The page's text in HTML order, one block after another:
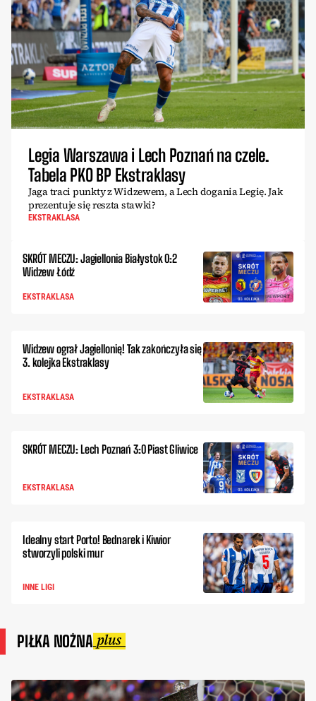
Legia Warszawa i Lech Poznań na czele.
Tabela PKO BP Ekstraklasy
Jaga traci punkty z Widzewem, a Lech dogania Legię. Jak
prezentuje się reszta stawki?
EKSTRAKLASA
SKRÓT MECZU: Jagiellonia Białystok 0:2
Widzew Łódź
EKSTRAKLASA
Widzew ograł Jagiellonię! Tak zakończyła się
3. kolejka Ekstraklasy
EKSTRAKLASA
SKRÓT MECZU: Lech Poznań 3:0 Piast Gliwice
EKSTRAKLASA
Idealny start Porto! Bednarek i Kiwior
stworzyli polski mur
INNE LIGI
PIŁKA NOŻNA